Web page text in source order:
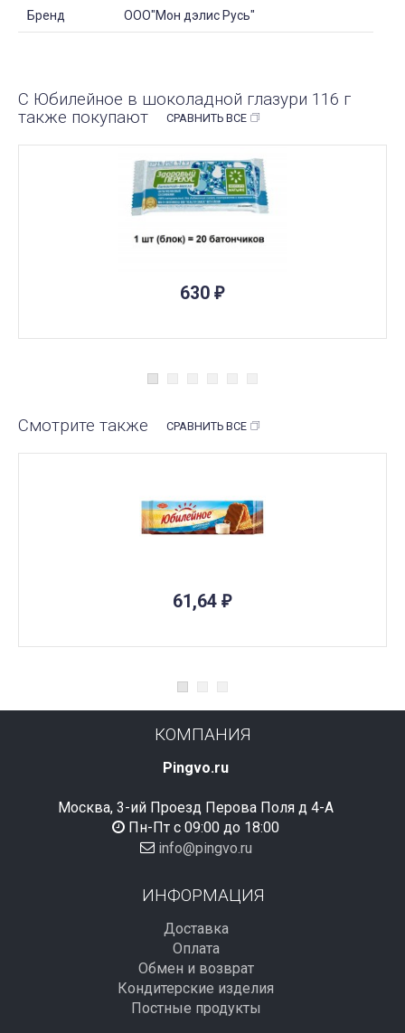
Бренд ООО"Мон дэлис Русь"
С Юбилейное в шоколадной глазури 116 г
также покупают
СРАВНИТЬ ВСЕ
630 ₽
Смотрите также СРАВНИТЬ ВСЕ
61,64 ₽
КОМПАНИЯ
Pingvo.ru
Москва, 3-ий Проезд Перова Поля д 4-А
Пн-Пт с 09:00 до 18:00
info@pingvo.ru
ИНФОРМАЦИЯ
Доставка
Оплата
Обмен и возврат
Кондитерские изделия
Постные продукты